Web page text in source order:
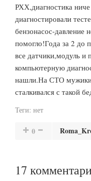
РХХ,диагностика
диагностировали
бензонасос-давление
помогло!Года за 2 до
все датчики,модуль и
компьютерную
нашли.На СТО мужики
сталкивался с такой
Теги: нет
0
17